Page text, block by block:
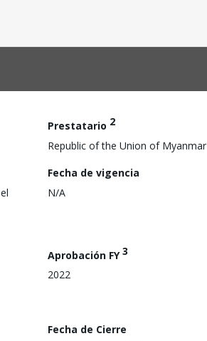
Prestatario 2
Republic of the Union of Myanmar
Fecha de vigencia
N/A
Aprobación FY3
2022
Fecha de Cierre